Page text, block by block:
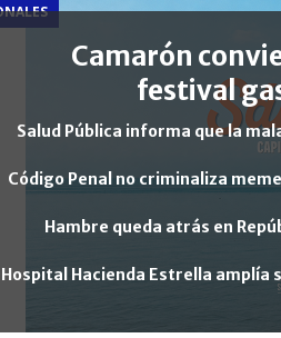
Camarón
festival
Salud Pública informa que la
Código Penal no criminaliza
Hambre queda atrás en
Hospital Hacienda Estrella amplía